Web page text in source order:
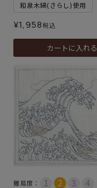
和泉木綿(さらし)使用
¥1,958税込
カートに入れる
難易度：